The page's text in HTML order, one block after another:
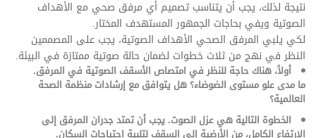
نتيجة لذلك، يجب أن يتناسب تصميم أي مرفق صحي مع الأهداف
الصوتية ويفي بحاجات الجمهور المستهدف المختار.
لكي يلبي المرفق الصحي الأهداف الصوتية، يجب على المصممين
النظر في نهج من ثلاث خطوات لضمان حالة صوتية ممتازة في البيئة.
أولاً، هناك حاجة للنظر في امتصاص الأسقف الصوتية في المرفق.
ما مدى علو مستوى الضوضاء؟ هل يتوافق مع إرشادات منظمة الصحة
العالمية؟
الخطوة التالية هي عزل الصوت. يجب أن تمتد جدران المرفق إلى
الارتفاع الكامل، من الأرضية إلى السقف لتلبية احتياجات السكان.